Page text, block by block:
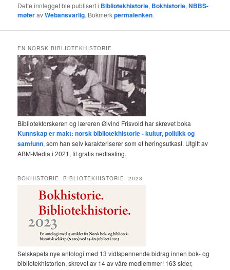
Dette innlegget ble publisert i Bibliotekhistorie, Bokhistorie,NBBS-
møteravWebansvarlig. Bokmerkpermalenken.
EN NORSK BIBLIOTEKHISTORIE
Bibliotekforskeren og læreren Øivind Frisvold har skrevet boka
Kunnskap er makt: norsk bibliotekhistorie - kultur, politikk og
samfunn, som han selv karakteriserer som et høringsutkast. Utgitt av
ABM-Media i 2021, til gratis nedlasting.
BOKHISTORIE. BIBLIOTEKHISTORIE. 2023
Selskapets nye antologi med 13 vidtspennende bidrag innen bok- og
bibliotekhistorien, skrevet av 14 av våre medlemmer! 163 sider,